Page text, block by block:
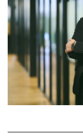
企業ログイン